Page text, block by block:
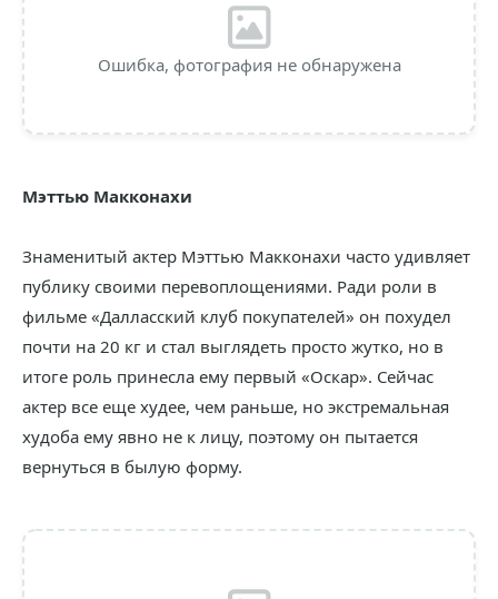
Ошибка, фотография не обнаружена
Мэттью Макконахи
Знаменитый актер Мэттью Макконахи часто удивляет
публику своими перевоплощениями. Ради роли в
фильме «Далласский клуб покупателей» он похудел
почти на 20 кг и стал выглядеть просто жутко, но в
итоге роль принесла ему первый «Оскар». Сейчас
актер все еще худее, чем раньше, но экстремальная
худоба ему явно не к лицу, поэтому он пытается
вернуться в былую форму.